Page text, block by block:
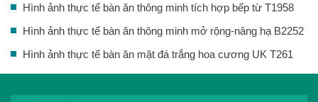
Hình ảnh thực tế bàn ăn thông minh tích hợp bếp từ T1958
Hình ảnh thực tế bàn ăn thông minh mở rộng-nâng hạ B2252
Hình ảnh thực tế bàn ăn mặt đá trắng hoa cương UK T261